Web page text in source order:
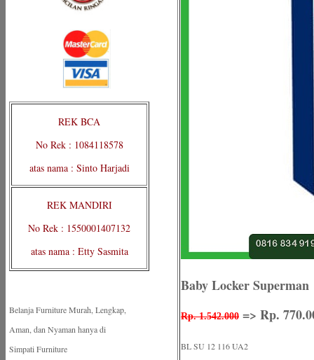
REK BCA
No Rek : 1084118578
atas nama : Sinto Harjadi
REK MANDIRI
No Rek : 1550001407132
atas nama : Etty Sasmita
Belanja Furniture Murah, Lengkap,
Aman, dan Nyaman hanya di
Simpati Furniture
Baby Locker Superman
Rp. 1.542.000 => Rp.
BL SU 12 116 UA2